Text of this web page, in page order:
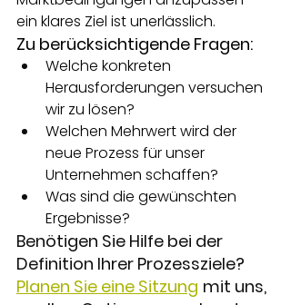
ein klares Ziel ist unerlässlich.
Zu berücksichtigende Fragen:
Welche konkreten
Herausforderungen versuchen
wir zu lösen?
Welchen Mehrwert wird der
neue Prozess für unser
Unternehmen schaffen?
Was sind die gewünschten
Ergebnisse?
Benötigen Sie Hilfe bei der
Definition Ihrer Prozessziele?
Planen Sie eine Sitzung mit uns,